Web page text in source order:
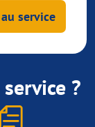
service
?